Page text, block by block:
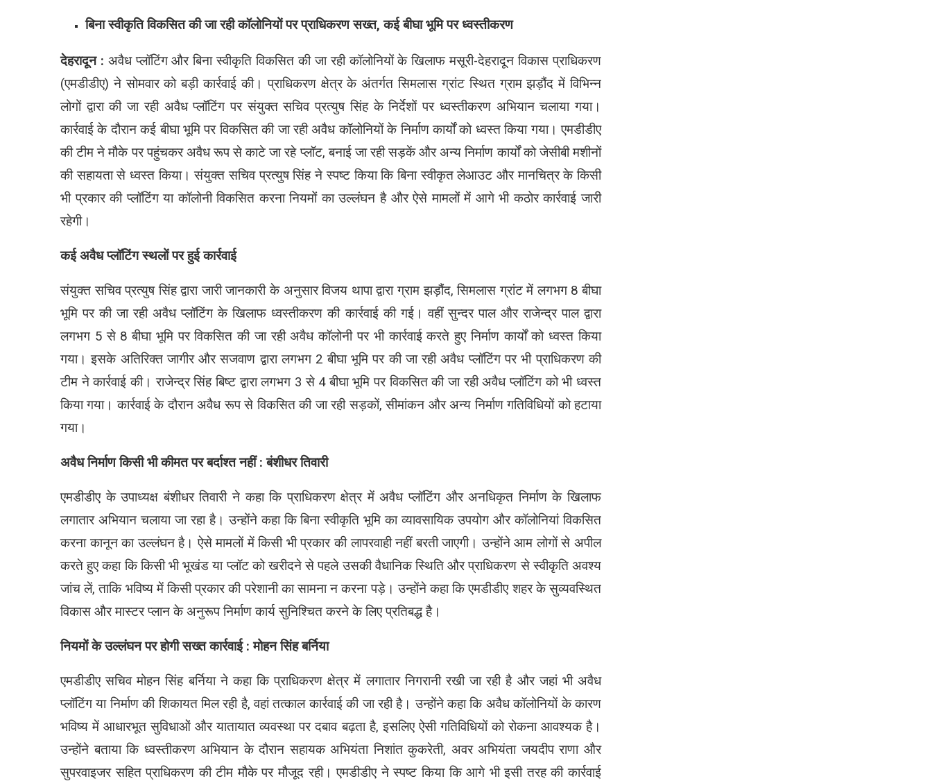
बिना स्वीकृति विकसित की जा रही कॉलोनियों पर प्राधिकरण सख्त, कई बीघा भूमि पर ध्वस्तीकरण
देहरादून : अवैध प्लॉटिंग और बिना स्वीकृति विकसित की जा रही कॉलोनियों के खिलाफ मसूरी-देहरादून विकास प्राधिकरण
(एमडीडीए) ने सोमवार को बड़ी कार्रवाई की। प्राधिकरण क्षेत्र के अंतर्गत सिमलास ग्रांट स्थित ग्राम झड़ौंद में विभिन्न
लोगों द्वारा की जा रही अवैध प्लॉटिंग पर संयुक्त सचिव प्रत्युष सिंह के निर्देशों पर ध्वस्तीकरण अभियान चलाया गया।
कार्रवाई के दौरान कई बीघा भूमि पर विकसित की जा रही अवैध कॉलोनियों के निर्माण कार्यों को ध्वस्त किया गया। एमडीडीए
की टीम ने मौके पर पहुंचकर अवैध रूप से काटे जा रहे प्लॉट, बनाई जा रही सड़कें और अन्य निर्माण कार्यों को जेसीबी मशीनों
की सहायता से ध्वस्त किया। संयुक्त सचिव प्रत्युष सिंह ने स्पष्ट किया कि बिना स्वीकृत लेआउट और मानचित्र के किसी
भी प्रकार की प्लॉटिंग या कॉलोनी विकसित करना नियमों का उल्लंघन है और ऐसे मामलों में आगे भी कठोर कार्रवाई जारी
रहेगी।
कई अवैध प्लॉटिंग स्थलों पर हुई कार्रवाई
संयुक्त सचिव प्रत्युष सिंह द्वारा जारी जानकारी के अनुसार विजय थापा द्वारा ग्राम झड़ौंद, सिमलास ग्रांट में लगभग 8 बीघा
भूमि पर की जा रही अवैध प्लॉटिंग के खिलाफ ध्वस्तीकरण की कार्रवाई की गई। वहीं सुन्दर पाल और राजेन्द्र पाल द्वारा
लगभग 5 से 8 बीघा भूमि पर विकसित की जा रही अवैध कॉलोनी पर भी कार्रवाई करते हुए निर्माण कार्यों को ध्वस्त किया
गया। इसके अतिरिक्त जागीर और सजवाण द्वारा लगभग 2 बीघा भूमि पर की जा रही अवैध प्लॉटिंग पर भी प्राधिकरण की
टीम ने कार्रवाई की। राजेन्द्र सिंह बिष्ट द्वारा लगभग 3 से 4 बीघा भूमि पर विकसित की जा रही अवैध प्लॉटिंग को भी ध्वस्त
किया गया। कार्रवाई के दौरान अवैध रूप से विकसित की जा रही सड़कों, सीमांकन और अन्य निर्माण गतिविधियों को हटाया
गया।
अवैध निर्माण किसी भी कीमत पर बर्दाश्त नहीं : बंशीधर तिवारी
एमडीडीए के उपाध्यक्ष बंशीधर तिवारी ने कहा कि प्राधिकरण क्षेत्र में अवैध प्लॉटिंग और अनधिकृत निर्माण के खिलाफ
लगातार अभियान चलाया जा रहा है। उन्होंने कहा कि बिना स्वीकृति भूमि का व्यावसायिक उपयोग और कॉलोनियां विकसित
करना कानून का उल्लंघन है। ऐसे मामलों में किसी भी प्रकार की लापरवाही नहीं बरती जाएगी। उन्होंने आम लोगों से अपील
करते हुए कहा कि किसी भी भूखंड या प्लॉट को खरीदने से पहले उसकी वैधानिक स्थिति और प्राधिकरण से स्वीकृति अवश्य
जांच लें, ताकि भविष्य में किसी प्रकार की परेशानी का सामना न करना पड़े। उन्होंने कहा कि एमडीडीए शहर के सुव्यवस्थित
विकास और मास्टर प्लान के अनुरूप निर्माण कार्य सुनिश्चित करने के लिए प्रतिबद्ध है।
नियमों के उल्लंघन पर होगी सख्त कार्रवाई : मोहन सिंह बर्निया
एमडीडीए सचिव मोहन सिंह बर्निया ने कहा कि प्राधिकरण क्षेत्र में लगातार निगरानी रखी जा रही है और जहां भी अवैध
प्लॉटिंग या निर्माण की शिकायत मिल रही है, वहां तत्काल कार्रवाई की जा रही है। उन्होंने कहा कि अवैध कॉलोनियों के कारण
भविष्य में आधारभूत सुविधाओं और यातायात व्यवस्था पर दबाव बढ़ता है, इसलिए ऐसी गतिविधियों को रोकना आवश्यक है।
उन्होंने बताया कि ध्वस्तीकरण अभियान के दौरान सहायक अभियंता निशांत कुकरेती, अवर अभियंता जयदीप राणा और
सुपरवाइजर सहित प्राधिकरण की टीम मौके पर मौजूद रही। एमडीडीए ने स्पष्ट किया कि आगे भी इसी तरह की कार्रवाई